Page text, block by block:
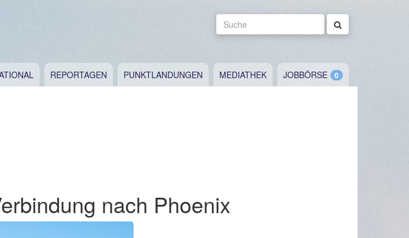
Suche
REPORTAGEN PUNKTLANDUNGEN MEDIATHEK JOBBÖRSE
nach Phoenix